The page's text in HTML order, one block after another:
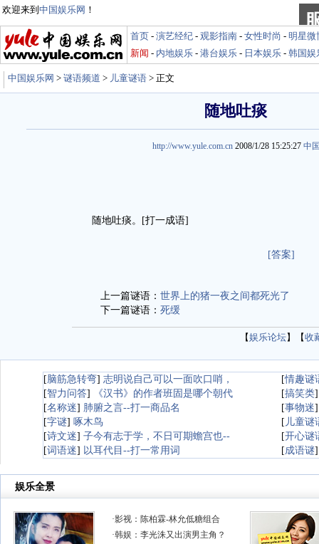
欢迎来到 中国娱乐网 ！
首页 - 演艺经纪 - 观影指南 - 女性时尚 - 明星微
新闻 - 内地娱乐 - 港台娱乐 - 日本娱乐 - 韩国娱
中国娱乐网 > 谜语频道 > 儿童谜语 > 正文
随地吐痰
http://www.yule.com.cn 2008/1/28 15:25:27 中
随地吐痰。[打一成语]
[答案]
上一篇谜语： 世界上的猪一夜之间都死光了
下一篇谜语： 死缓
【娱乐论坛】【收
[脑筋急转弯] 志明说自己可以一面吹口哨， [情趣谜
[智力问答] 《汉书》的作者班固是哪个朝代 [搞笑类
[名称迷] 肺腑之言--打一商品名 [事物迷
[字谜] 啄木鸟 [ 儿童谜
[诗文迷] 子今有志于学，不日可期蟾宫也-- [开心谜
[词语迷] 以耳代目--打一常用词 [成语谜